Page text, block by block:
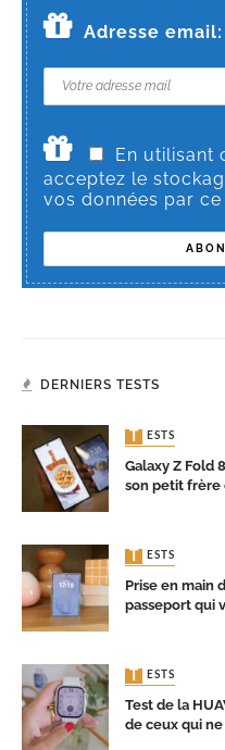
Adresse email:
En utilisant
acceptez le
vos données par ce
DERNIERS TESTS
TESTS
Galaxy Z Fold
son petit frère
TESTS
Prise en main
passeport qui
TESTS
Test de la
de ceux qui